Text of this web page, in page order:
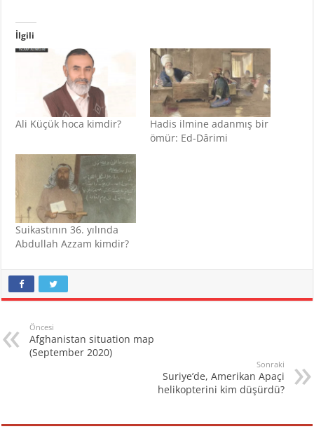
İlgili
Ali Küçük hoca kimdir?
Hadis ilmine adanmış bir
ömür: Ed-Dârimi
Suikastının 36. yılında
Abdullah Azzam kimdir?
Öncesi
Afghanistan situation map
(September 2020)
Sonraki
Suriye’de, Amerikan Apaçi
helikopterini kim düşürdü?